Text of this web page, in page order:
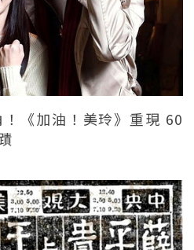
《加油！美玲》重現 60